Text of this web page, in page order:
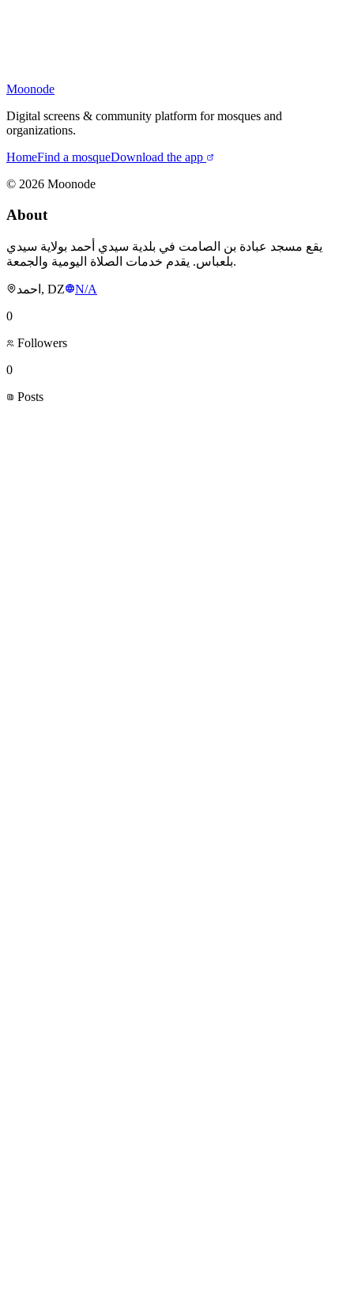
Moonode
Digital screens & community platform for mosques and
organizations.
HomeFind a mosqueDownload the app
© 2026 Moonode
About
يقع مسجد عبادة بن الصامت في بلدية سيدي أحمد بولاية سيدي
بلعباس. يقدم خدمات الصلاة اليومية والجمعة.
احمد, DZ
N/A
0
Followers
0
Posts